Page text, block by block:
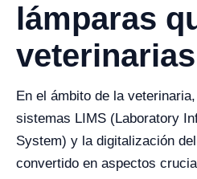
lámparas
veterinarias
En el ámbito de la
sistemas LIMS (Laboratory
System) y la digitalización
convertido en aspectos